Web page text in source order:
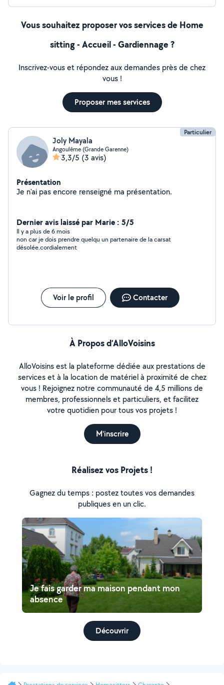
Vous souhaitez proposer vos services de Home
sitting - Accueil - Gardiennage ?
Inscrivez-vous et répondez aux demandes près de chez
vous !
Proposer mes services
Particulier
Joly Mayala
Angoulême (Grande Garenne)
3,3/5 (3 avis)
Présentation
Je n'ai pas encore renseigné ma présentation.
Dernier avis laissé par Marie : 5/5
Il y a plus de 6 mois
non car je dois prendre quelqu un partenaire de la carsat
désolée.cordialement
Voir le profil Contacter
À Propos d’AlloVoisins
AlloVoisins est la plateforme dédiée aux prestations de
services et à la location de matériel à proximité de chez
vous ! Rejoignez notre communauté de 4,5 millions de
membres, professionnels et particuliers, et facilitez
votre quotidien pour tous vos projets !
M'inscrire
Réalisez vos Projets !
Gagnez du temps : postez toutes vos demandes
publiques en un clic.
Je fais garder ma maison pendant mon
absence
Découvrir